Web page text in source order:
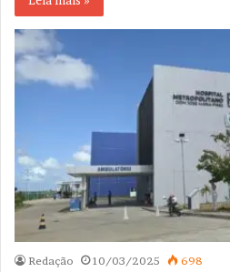
Redação 10/03/2025 698